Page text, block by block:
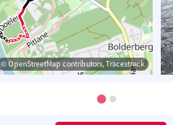
© OpenStreetMap contributors, Tracestrack